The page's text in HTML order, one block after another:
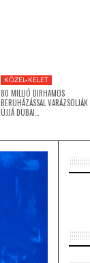
KÖZEL-KELET
80 MILLIÓ DIRHAMOS
BERUHÁZÁSSAL VARÁZSOLJÁK
ÚJJÁ DUBAI…